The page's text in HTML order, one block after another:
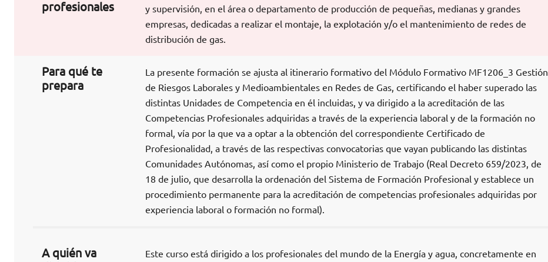
profesionales
y supervisión, en el área o departamento de producción de pequeñas, medianas y grandes
empresas, dedicadas a realizar el montaje, la explotación y/o el mantenimiento de redes de
distribución de gas.
Para qué te
prepara
La presente formación se ajusta al itinerario formativo del Módulo Formativo MF1206_3 Gestión
de Riesgos Laborales y Medioambientales en Redes de Gas, certificando el haber superado las
distintas Unidades de Competencia en él incluidas, y va dirigido a la acreditación de las
Competencias Profesionales adquiridas a través de la experiencia laboral y de la formación no
formal, vía por la que va a optar a la obtención del correspondiente Certificado de
Profesionalidad, a través de las respectivas convocatorias que vayan publicando las distintas
Comunidades Autónomas, así como el propio Ministerio de Trabajo (Real Decreto 659/2023, de
18 de julio, que desarrolla la ordenación del Sistema de Formación Profesional y establece un
procedimiento permanente para la acreditación de competencias profesionales adquiridas por
experiencia laboral o formación no formal).
A quién va
Este curso está dirigido a los profesionales del mundo de la Energía y agua, concretamente en